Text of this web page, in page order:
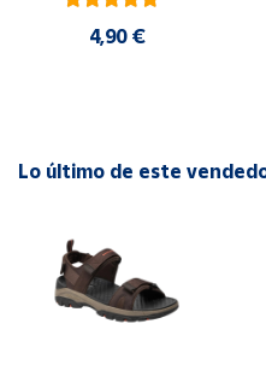
4,90 €
Lo último de este